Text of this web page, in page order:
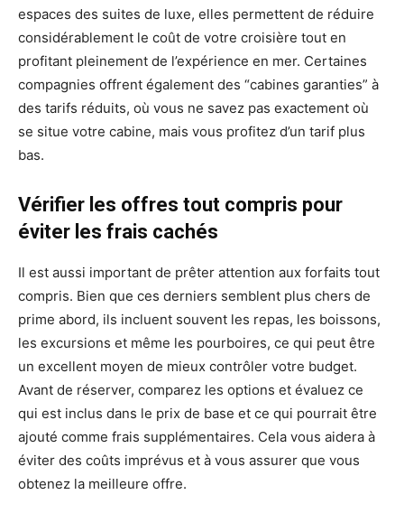
espaces des suites de luxe, elles permettent de réduire
considérablement le coût de votre croisière tout en
profitant pleinement de l’expérience en mer. Certaines
compagnies offrent également des “cabines garanties” à
des tarifs réduits, où vous ne savez pas exactement où
se situe votre cabine, mais vous profitez d’un tarif plus
bas.
Vérifier les offres tout compris pour
éviter les frais cachés
Il est aussi important de prêter attention aux forfaits tout
compris. Bien que ces derniers semblent plus chers de
prime abord, ils incluent souvent les repas, les boissons,
les excursions et même les pourboires, ce qui peut être
un excellent moyen de mieux contrôler votre budget.
Avant de réserver, comparez les options et évaluez ce
qui est inclus dans le prix de base et ce qui pourrait être
ajouté comme frais supplémentaires. Cela vous aidera à
éviter des coûts imprévus et à vous assurer que vous
obtenez la meilleure offre.